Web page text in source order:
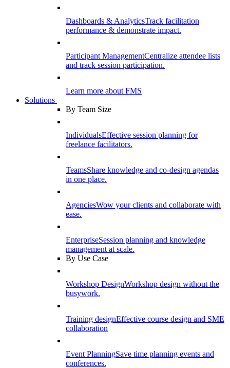
Dashboards & AnalyticsTrack facilitation
performance & demonstrate impact.
Participant ManagementCentralize attendee lists
and track session participation.
Learn more about FMS
Solutions
By Team Size
IndividualsEffective session planning for
freelance facilitators.
TeamsShare knowledge and co-design agendas
in one place.
AgenciesWow your clients and collaborate with
ease.
EnterpriseSession planning and knowledge
management at scale.
By Use Case
Workshop DesignWorkshop design without the
busywork.
Training designEffective course design and SME
collaboration
Event PlanningSave time planning events and
conferences.